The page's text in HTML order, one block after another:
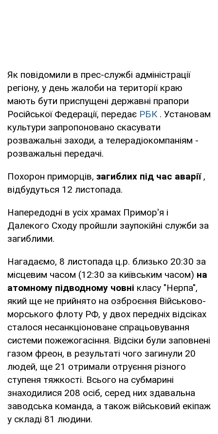
Як повідомили в прес-службі адміністрації
регіону, у день жалоби на території краю
мають бути приспущені державні прапори
Російської Федерації, передає РБК. Установам
культури запропоновано скасувати
розважальні заходи, а телерадіокомпаніям -
розважальні передачі.
Похорон приморців, загиблих під час аварії,
відбудуться 12 листопада.
Напередодні в усіх храмах Примор'я і
Далекого Сходу пройшли заупокійні служби за
загиблими.
Нагадаємо, 8 листопада ц.р. близько 20:30 за
місцевим часом (12:30 за київським часом) на
атомному підводному човні класу "Нерпа",
який ще не прийнято на озброєння Військово-
морського флоту РФ, у двох передніх відсіках
сталося несанкціоноване спрацьовування
системи пожежогасіння. Відсіки були заповнені
газом фреон, в результаті чого загинули 20
людей, ще 21 отримали отруєння різного
ступеня тяжкості. Всього на субмарині
знаходилися 208 осіб, серед них здавальна
заводська команда, а також військовий екіпаж
у складі 81 людини.